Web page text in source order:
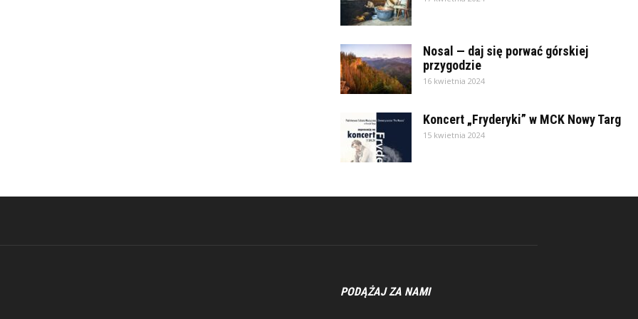
Nosal — daj się porwać górskiej
przygodzie
16 kwietnia 2024
Koncert „Fryderyki” w MCK Nowy Targ
15 kwietnia 2024
PODĄŻAJ ZA NAMI